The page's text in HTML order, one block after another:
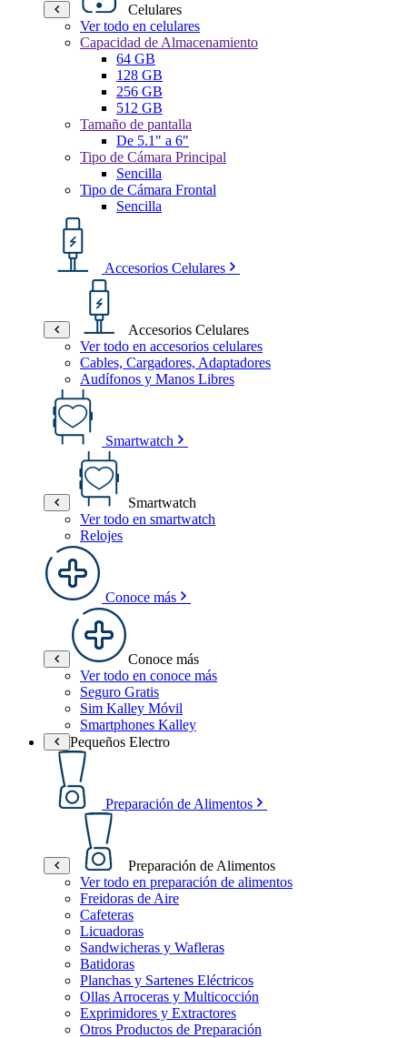
Celulares
Ver todo en celulares
Capacidad de Almacenamiento
64 GB
128 GB
256 GB
512 GB
Tamaño de pantalla
De 5.1" a 6"
Tipo de Cámara Principal
Sencilla
Tipo de Cámara Frontal
Sencilla
Accesorios Celulares
Accesorios Celulares
Ver todo en accesorios celulares
Cables, Cargadores, Adaptadores
Audífonos y Manos Libres
Smartwatch
Smartwatch
Ver todo en smartwatch
Relojes
Conoce más
Conoce más
Ver todo en conoce más
Seguro Gratis
Sim Kalley Móvil
Smartphones Kalley
Pequeños Electro
Preparación de Alimentos
Preparación de Alimentos
Ver todo en preparación de alimentos
Freidoras de Aire
Cafeteras
Licuadoras
Sandwicheras y Wafleras
Batidoras
Planchas y Sartenes Eléctricos
Ollas Arroceras y Multicocción
Exprimidores y Extractores
Otros Productos de Preparación